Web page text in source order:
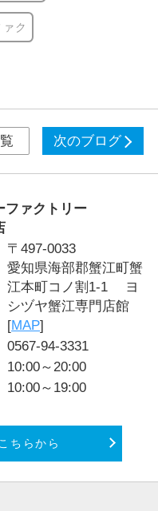
ク
次のブログ
ファクトリー
〒497-0033
愛知県海部郡蟹江町蟹
江本町コノ割1-1 ヨ
シヅヤ蟹江専門店館
[MAP]
0567-94-3331
10:00～20:00
10:00～19:00
ちらから